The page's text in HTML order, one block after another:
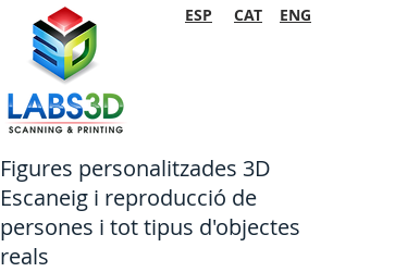
ESP CAT ENG
Figures personalitzades 3D
Escaneig i reproducció de
persones i tot tipus d'objectes
reals